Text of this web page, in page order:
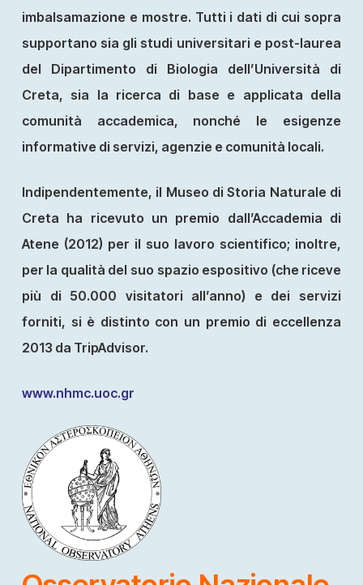
imbalsamazione e mostre. Tutti i dati di cui sopra
supportano sia gli studi universitari e post-laurea
del Dipartimento di Biologia dell’Università di
Creta, sia la ricerca di base e applicata della
comunità accademica, nonché le esigenze
informative di servizi, agenzie e comunità locali.
Indipendentemente, il Museo di Storia Naturale di
Creta ha ricevuto un premio dall’Accademia di
Atene (2012) per il suo lavoro scientifico; inoltre,
per la qualità del suo spazio espositivo (che riceve
più di 50.000 visitatori all’anno) e dei servizi
forniti, si è distinto con un premio di eccellenza
2013 da TripAdvisor.
www.nhmc.uoc.gr